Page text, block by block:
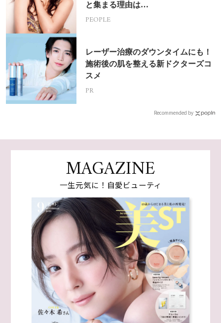
と集まる理由は…
PEOPLE
レーザー治療のダウンタイムにも！
施術後の肌を整える新ドクターズコ
スメ
PR
Recommended by
MAGAZINE
一生元気に！自愛ビューティ